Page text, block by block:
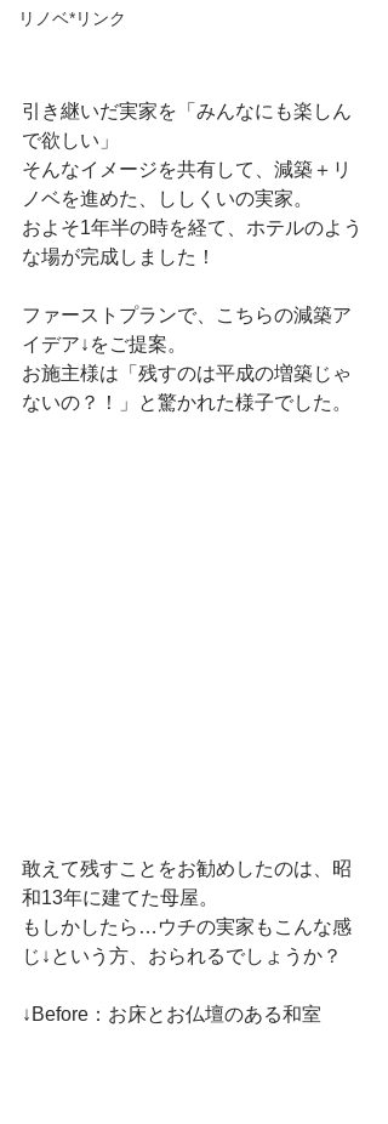
リノベ*リンク
引き継いだ実家を「みんなにも楽しん
で欲しい」
そんなイメージを共有して、減築＋リ
ノベを進めた、ししくいの実家。
およそ1年半の時を経て、ホテルのよう
な場が完成しました！
ファーストプランで、こちらの減築ア
イデア↓をご提案。
お施主様は「残すのは平成の増築じゃ
ないの？！」と驚かれた様子でした。
敢えて残すことをお勧めしたのは、昭
和13年に建てた母屋。
もしかしたら…ウチの実家もこんな感
じ↓という方、おられるでしょうか？
↓Before：お床とお仏壇のある和室